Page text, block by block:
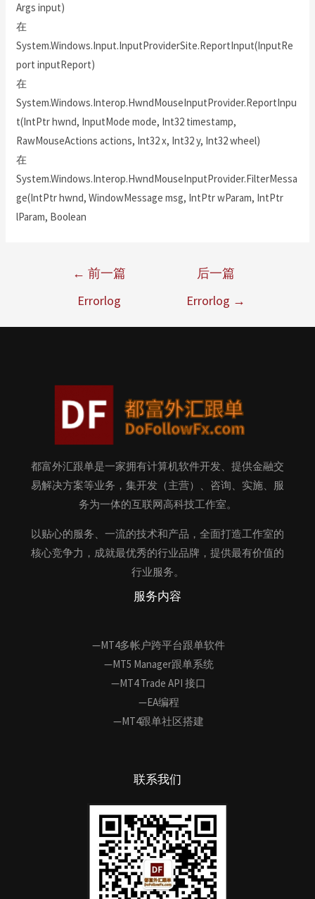
Args input)
在
System.Windows.Input.InputProviderSite.ReportInput(InputRe
port inputReport)
在
System.Windows.Interop.HwndMouseInputProvider.ReportInpu
t(IntPtr hwnd, InputMode mode, Int32 timestamp,
RawMouseActions actions, Int32 x, Int32 y, Int32 wheel)
在
System.Windows.Interop.HwndMouseInputProvider.FilterMessa
ge(IntPtr hwnd, WindowMessage msg, IntPtr wParam, IntPtr
lParam, Boolean
← 前一篇
Errorlog
后一篇
Errorlog →
都富外汇跟单是一家拥有计算机软件开发、提供金融交
易解决方案等业务，集开发（主营）、咨询、实施、服
务为一体的互联网高科技工作室。
以贴心的服务、一流的技术和产品，全面打造工作室的
核心竞争力，成就最优秀的行业品牌，提供最有价值的
行业服务。
服务内容
—MT4多帐户跨平台跟单软件
—MT5 Manager跟单系统
—MT4 Trade API 接口
—EA编程
—MT4跟单社区搭建
联系我们